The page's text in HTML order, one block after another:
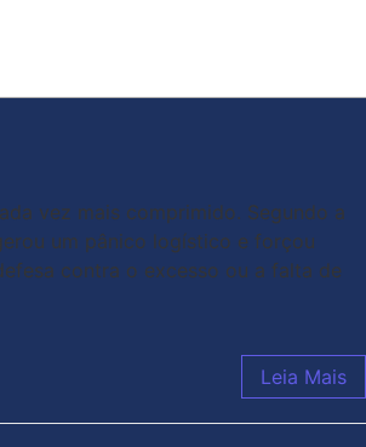
vez mais comprimido. Segundo a
um pânico logístico e forçou
contra o excesso ou a falta de
Leia Mais